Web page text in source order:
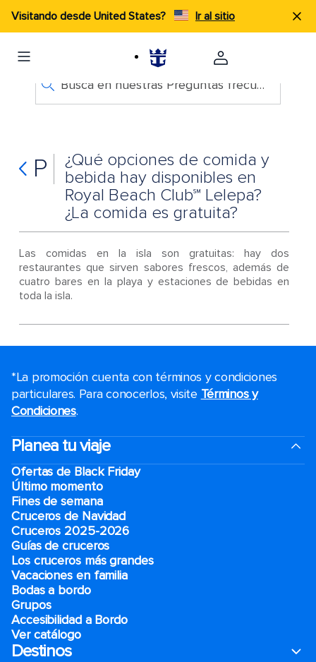
Visitando desde United States? Ir al sitio
Busca en nuestras Preguntas frecuentes
P
¿Qué opciones de comida y
bebida hay disponibles en
Royal Beach Club℠ Lelepa?
¿La comida es gratuita?
Las comidas en la isla son gratuitas: hay dos
restaurantes que sirven sabores frescos, además de
cuatro bares en la playa y estaciones de bebidas en
toda la isla.
*La promoción cuenta con términos y condiciones
particulares. Para conocerlos, visite Términos y
Condiciones.
Planea tu viaje
Ofertas de Black Friday
Último momento
Fines de semana
Cruceros de Navidad
Cruceros 2025-2026
Guías de cruceros
Los cruceros más grandes
Vacaciones en familia
Bodas a bordo
Grupos
Accesibilidad a Bordo
Ver catálogo
Destinos